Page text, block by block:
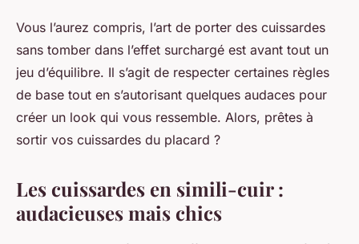
Vous l’aurez compris, l’art de porter des cuissardes
sans tomber dans l’effet surchargé est avant tout un
jeu d’équilibre. Il s’agit de respecter certaines règles
de base tout en s’autorisant quelques audaces pour
créer un look qui vous ressemble. Alors, prêtes à
sortir vos cuissardes du placard ?
Les cuissardes en simili-cuir :
audacieuses mais chics